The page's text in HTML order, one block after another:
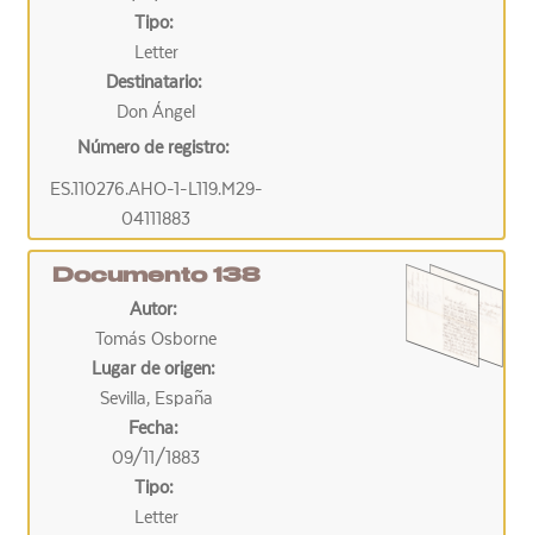
Tipo:
Letter
Destinatario:
Don Ángel
Número de registro:
ES.110276.AHO-1-L119.M29-
04111883
Documento 138
Autor:
Tomás Osborne
Lugar de origen:
Sevilla, España
Fecha:
09/11/1883
Tipo:
Letter